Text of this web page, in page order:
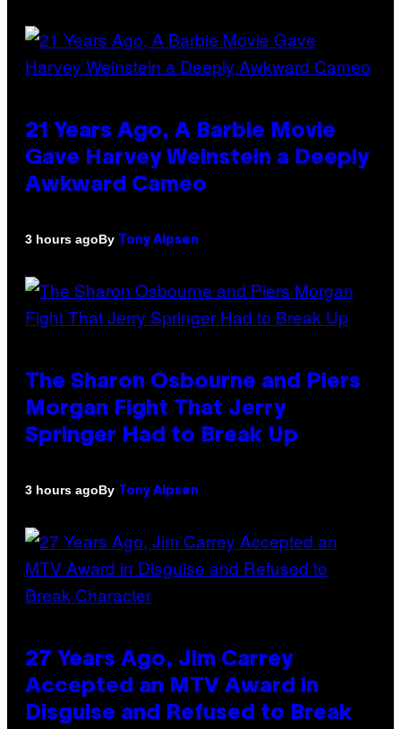
21 Years Ago, A Barbie Movie
Gave Harvey Weinstein a Deeply
Awkward Cameo
3 hours agoBy Tony Alpsen
The Sharon Osbourne and Piers
Morgan Fight That Jerry
Springer Had to Break Up
3 hours agoBy Tony Alpsen
27 Years Ago, Jim Carrey
Accepted an MTV Award in
Disguise and Refused to Break